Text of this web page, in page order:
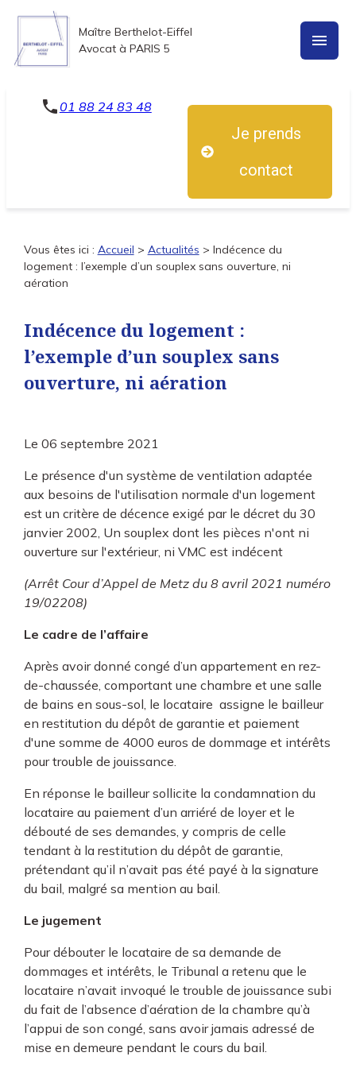
Maître Berthelot-Eiffel
Avocat à PARIS 5
menu
phone 01 88 24 83 48
Je prends
contact
Vous êtes ici : Accueil > Actualités > Indécence du
logement : l’exemple d’un souplex sans ouverture, ni
aération
Indécence du logement :
l’exemple d’un souplex sans
ouverture, ni aération
Le 06 septembre 2021
Le présence d'un système de ventilation adaptée
aux besoins de l'utilisation normale d'un logement
est un critère de décence exigé par le décret du 30
janvier 2002, Un souplex dont les pièces n'ont ni
ouverture sur l'extérieur, ni VMC est indécent
(Arrêt Cour d’Appel de Metz du 8 avril 2021 numéro
19/02208)
Le cadre de l’affaire
Après avoir donné congé d’un appartement en rez-
de-chaussée, comportant une chambre et une salle
de bains en sous-sol, le locataire assigne le bailleur
en restitution du dépôt de garantie et paiement
d'une somme de 4000 euros de dommage et intérêts
pour trouble de jouissance.
En réponse le bailleur sollicite la condamnation du
locataire au paiement d’un arriéré de loyer et le
débouté de ses demandes, y compris de celle
tendant à la restitution du dépôt de garantie,
prétendant qu’il n’avait pas été payé à la signature
du bail, malgré sa mention au bail.
Le jugement
Pour débouter le locataire de sa demande de
dommages et intérêts, le Tribunal a retenu que le
locataire n’avait invoqué le trouble de jouissance subi
du fait de l’absence d’aération de la chambre qu’à
l’appui de son congé, sans avoir jamais adressé de
mise en demeure pendant le cours du bail.
Panneau de gestion des cookies